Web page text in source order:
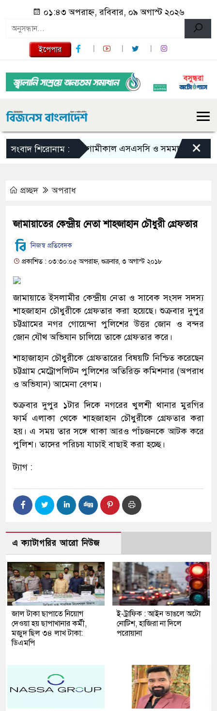
০১:৪৩ অপরাহ্ন, রবিবার, ০৯ অগাস্ট ২০২৬
ইপেপার
সংবাদ শিরোনাম :আগামীকাল এসএসসি ও সমমানের ফল, জানা
×
প্রচ্ছদ অপরাধ
জামায়াতের কেন্দ্রীয় নেতা শাহজাহান চৌধুরী গ্রেফতার
নিজস্ব প্রতিবেদক
প্রকাশিত : ০৩:৩০:০৫ অপরাহ্ন, শুক্রবার, ৩ অগাস্ট ২০১৮
জামায়াতে ইসলামীর কেন্দ্রীয় নেতা ও সাবেক সংসদ সদস্য
শাহজাহান চৌধুরীকে গ্রেফতার করা হয়েছে। শুক্রবার দুপুর
চট্টগ্রামের নগর গোয়েন্দা পুলিশের উত্তর জোন ও বন্দর
জোন যৌথ অভিযান চালিয়ে তাকে গ্রেফতার করে।
শাহাজাহান চৌধুরীকে গ্রেফতারের বিষয়টি নিশ্চিত করেছেন
চট্টগ্রাম মেট্রোপলিটন পুলিশের অতিরিক্ত কমিশনার (অপরাধ
ও অভিযান) আমেনা বেগম।
শুক্রবার দুপুর ১টার দিকে নগরের খুলশী থানার মুরগির
ফার্ম এলাকা থেকে শাহজাহান চৌধুরীকে গ্রেফতার করা
হয়। এ সময় তার সঙ্গে থাকা আরও পাঁচজনকে আটক করে
পুলিশ। তাদের পরিচয় যাচাই বাছাই করা হচ্ছে।
ট্যাগ :
এ ক্যাটাগরির আরো নিউজ
জাল টাকা ছাপাতে নিয়োগ
দেওয়া হয় ছাপাখানার কর্মী,
মজুদ ছিল ৩৪ লাখ টাকা:
ডিএমপি
ই-ট্রাফিক : আইন ভাঙলে অটো
নোটিশ, হাজিরা না দিলে
পরোয়ানা